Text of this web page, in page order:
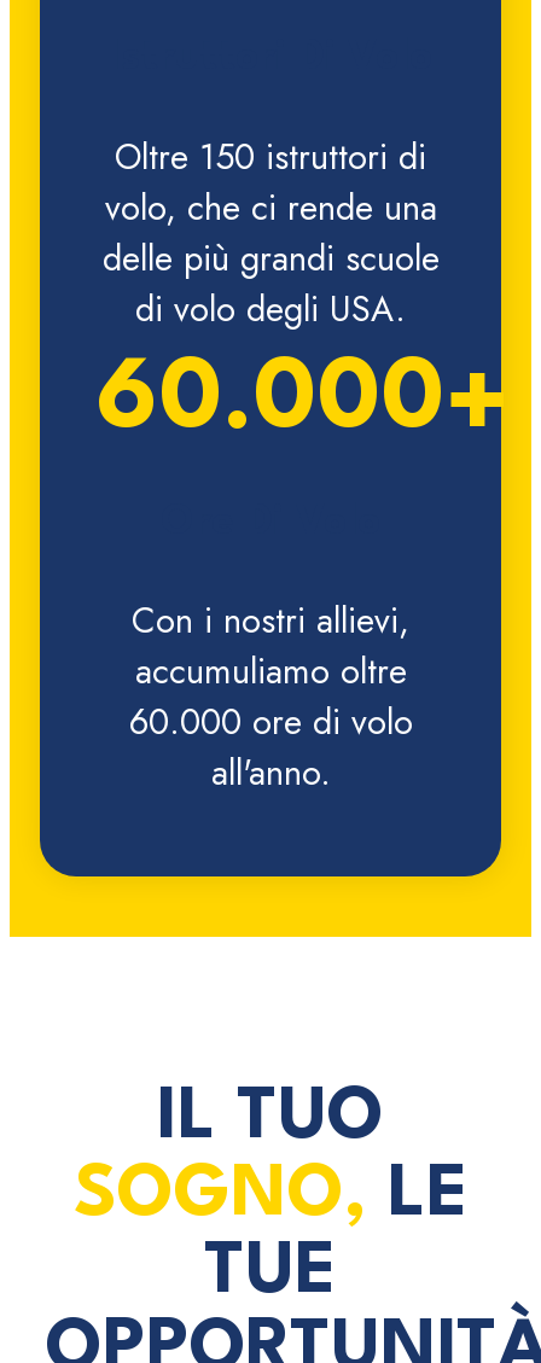
Oltre 150 istruttori di
volo, che ci rende una
delle più grandi scuole
di volo degli USA.
60.000+
Con i nostri allievi,
accumuliamo oltre
60.000 ore di volo
all'anno.
IL TUO
SOGNO, LE
TUE